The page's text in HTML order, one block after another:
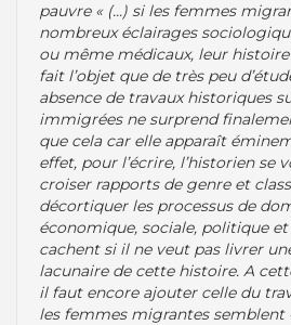
pauvre « (...) si les femmes
nombreux éclairages
ou même médicaux, leur histoire
fait l’objet que de très peu
absence de travaux historiques
immigrées ne surprend
que cela car elle apparaît
effet, pour l’écrire, l’historien se
croiser rapports de genre et
décortiquer les processus de
économique, sociale, politique
cachent si il ne veut pas livrer
lacunaire de cette histoire. A
il faut encore ajouter celle du
les femmes migrantes semblent